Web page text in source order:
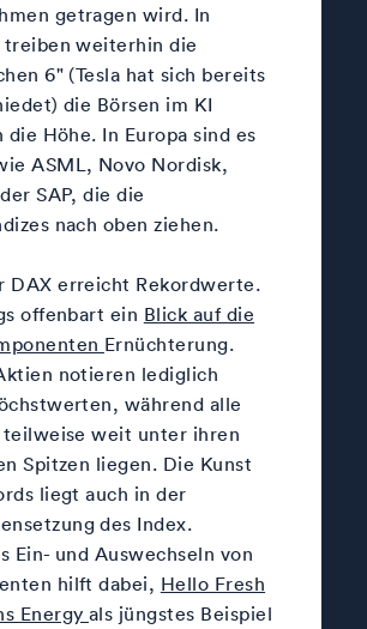
getragen wird. In
treiben weiterhin die
6" (Tesla hat sich bereits
die Börsen im KI
die Höhe. In Europa sind es
ASML, Novo Nordisk,
SAP, die die
nach oben ziehen.
DAX erreicht Rekordwerte.
offenbart ein Blick auf die
Ernüchterung.
notieren lediglich
während alle
teilweise weit unter ihren
Spitzen liegen. Die Kunst
liegt auch in der
des Index.
Ein- und Auswechseln von
hilft dabei, Hello Fresh
Energy als jüngstes Beispiel